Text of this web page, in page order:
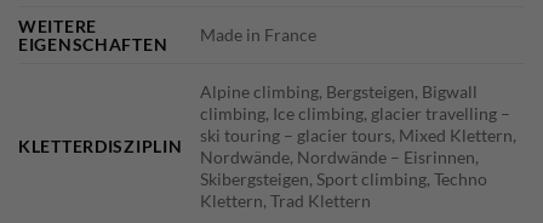
WEITERE
EIGENSCHAFTEN
Made in France
KLETTERDISZIPLIN
Alpine climbing, Bergsteigen, Bigwall
climbing, Ice climbing, glacier travelling –
ski touring – glacier tours, Mixed Klettern,
Nordwände, Nordwände – Eisrinnen,
Skibergsteigen, Sport climbing, Techno
Klettern, Trad Klettern